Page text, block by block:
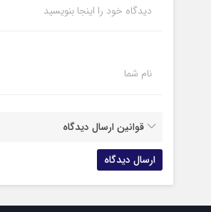
دیدگاه خود را اینجا بنویسید
نام شما
قوانین ارسال دیدگاه